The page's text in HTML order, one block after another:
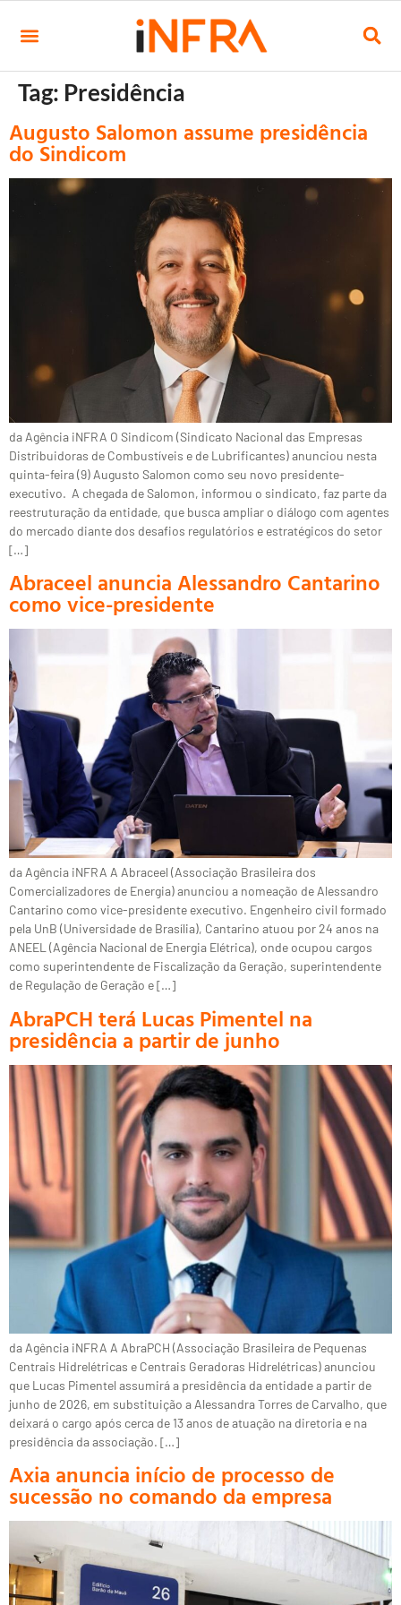
Tag: Presidência
Augusto Salomon assume presidência
do Sindicom
da Agência iNFRA O Sindicom (Sindicato Nacional das Empresas
Distribuidoras de Combustíveis e de Lubrificantes) anunciou nesta
quinta-feira (9) Augusto Salomon como seu novo presidente-
executivo. A chegada de Salomon, informou o sindicato, faz parte da
reestruturação da entidade, que busca ampliar o diálogo com agentes
do mercado diante dos desafios regulatórios e estratégicos do setor
[…]
Abraceel anuncia Alessandro Cantarino
como vice-presidente
da Agência iNFRA A Abraceel (Associação Brasileira dos
Comercializadores de Energia) anunciou a nomeação de Alessandro
Cantarino como vice-presidente executivo. Engenheiro civil formado
pela UnB (Universidade de Brasília), Cantarino atuou por 24 anos na
ANEEL (Agência Nacional de Energia Elétrica), onde ocupou cargos
como superintendente de Fiscalização da Geração, superintendente
de Regulação de Geração e […]
AbraPCH terá Lucas Pimentel na
presidência a partir de junho
da Agência iNFRA A AbraPCH (Associação Brasileira de Pequenas
Centrais Hidrelétricas e Centrais Geradoras Hidrelétricas) anunciou
que Lucas Pimentel assumirá a presidência da entidade a partir de
junho de 2026, em substituição a Alessandra Torres de Carvalho, que
deixará o cargo após cerca de 13 anos de atuação na diretoria e na
presidência da associação. […]
Axia anuncia início de processo de
sucessão no comando da empresa